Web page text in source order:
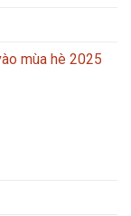
mùa hè 2025